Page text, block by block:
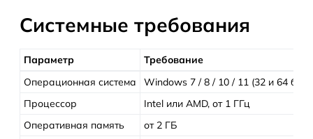
Системные требования
Параметр
Требование
Операционная система
Windows 7 / 8 / 10 / 11 (32 и 64 бит)
Процессор
Intel или AMD, от 1 ГГц
Оперативная память
от 2 ГБ